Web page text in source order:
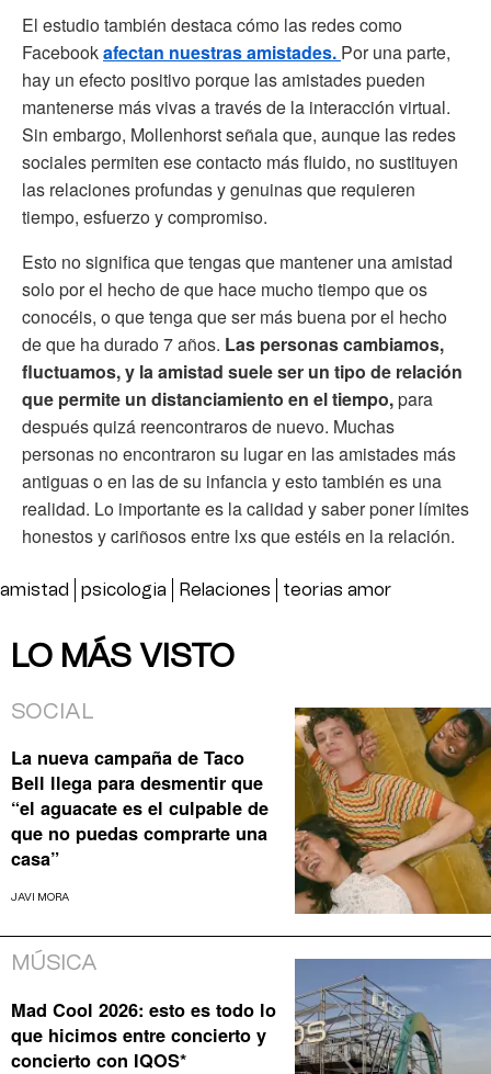
El estudio también destaca cómo las redes como
Facebookafectan nuestras amistades. Por una parte,
hay un efecto positivo porque las amistades pueden
mantenerse más vivas a través de la interacción virtual.
Sin embargo, Mollenhorst señala que, aunque las redes
sociales permiten ese contacto más fluido, no sustituyen
las relaciones profundas y genuinas que requieren
tiempo, esfuerzo y compromiso.
Esto no significa que tengas que mantener una amistad
solo por el hecho de que hace mucho tiempo que os
conocéis, o que tenga que ser más buena por el hecho
de que ha durado 7 años. Las personas cambiamos,
fluctuamos, y la amistad suele ser un tipo de relación
que permite un distanciamiento en el tiempo,para
después quizá reencontraros de nuevo. Muchas
personas no encontraron su lugar en las amistades más
antiguas o en las de su infancia y esto también es una
realidad. Lo importante es la calidad y saber poner límites
honestos y cariñosos entre lxs que estéis en la relación.
amistad psicologia Relaciones teorias amor
LO MÁS VISTO
SOCIAL
La nueva campaña de Taco
Bell llega para desmentir que
“el aguacate es el culpable de
que no puedas comprarte una
casa”
JAVI MORA
MÚSICA
Mad Cool 2026: esto es todo lo
que hicimos entre concierto y
concierto con IQOS*